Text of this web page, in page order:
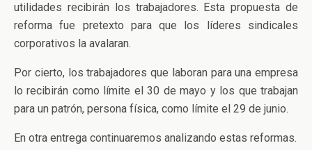
utilidades recibirán los trabajadores. Esta propuesta de
reforma fue pretexto para que los líderes sindicales
corporativos la avalaran.
Por cierto, los trabajadores que laboran para una empresa
lo recibirán como límite el 30 de mayo y los que trabajan
para un patrón, persona física, como límite el 29 de junio.
En otra entrega continuaremos analizando estas reformas.